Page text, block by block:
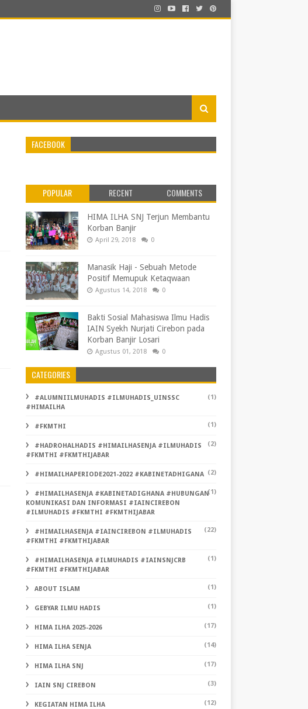
FACEBOOK
POPULAR RECENT COMMENTS
HIMA ILHA SNJ Terjun Membantu
Korban Banjir
April 29, 2018 0
Manasik Haji - Sebuah Metode
Positif Memupuk Ketaqwaan
Agustus 14, 2018 0
Bakti Sosial Mahasiswa Ilmu Hadis
IAIN Syekh Nurjati Cirebon pada
Korban Banjir Losari
Agustus 01, 2018 0
CATEGORIES
#ALUMNIILMUHADIS #ILMUHADIS_UINSSC
#HIMAILHA
(1)
#FKMTHI (1)
#HADROHALHADIS #HIMAILHASENJA #ILMUHADIS
#FKMTHI #FKMTHIJABAR
(2)
#HIMAILHAPERIODE2021-2022 #KABINETADHIGANA (2)
#HIMAILHASENJA #KABINETADIGHANA #HUBUNGAN
KOMUNIKASI DAN INFORMASI #IAINCIREBON
#ILMUHADIS #FKMTHI #FKMTHIJABAR
(1)
#HIMAILHASENJA #IAINCIREBON #ILMUHADIS
#FKMTHI #FKMTHIJABAR
(22)
#HIMAILHASENJA #ILMUHADIS #IAINSNJCRB
#FKMTHI #FKMTHIJABAR
(1)
ABOUT ISLAM (1)
GEBYAR ILMU HADIS (1)
HIMA ILHA 2025-2026 (17)
HIMA ILHA SENJA (14)
HIMA ILHA SNJ (17)
IAIN SNJ CIREBON (3)
KEGIATAN HIMA ILHA (12)